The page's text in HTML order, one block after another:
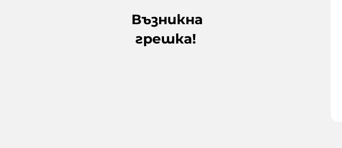
Възникна
грешка!